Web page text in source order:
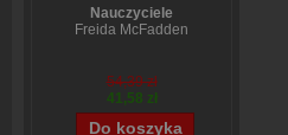
Nauczyciele
Freida McFadden
54,39 zł
41,58 zł